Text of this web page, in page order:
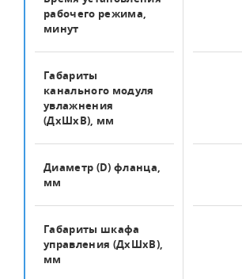
рабочего режима,
минут
Габариты
канального модуля
увлажнения
(ДхШхВ), мм
Диаметр (D) фланца,
мм
Габариты шкафа
управления (ДхШхВ),
мм